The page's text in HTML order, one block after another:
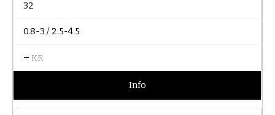
32
0.8-3 / 2.5-4.5
– KR
Info